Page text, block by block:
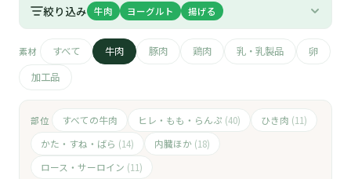
🐷
🍗
絞り込み 牛肉 ヨーグルト 揚げる
素材 すべて 牛肉 豚肉 鶏肉 乳・乳製品
卵
加工品
部位 すべての牛肉 ヒレ・もも・らんぷ (40) ひき肉 (11)
かた・すね・ばら (14) 内臓ほか (18)
ロース・サーロイン (11)